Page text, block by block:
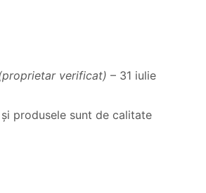
verificat) – 31 iulie
produsele sunt de calitate